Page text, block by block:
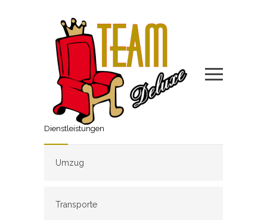
Dienstleistungen
Umzug
Transporte